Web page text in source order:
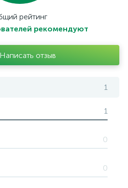
рейтинг
рекомендуют
Написать отзыв
1
1
0
0